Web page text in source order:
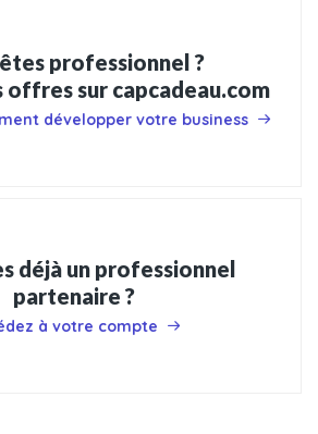
professionnel ?
sur capcadeau.com
développer votre business
déjà un professionnel
partenaire ?
à votre compte